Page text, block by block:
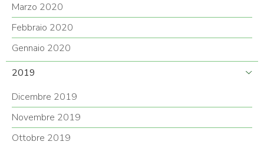
Marzo 2020
Febbraio 2020
Gennaio 2020
2019
Dicembre 2019
Novembre 2019
Ottobre 2019